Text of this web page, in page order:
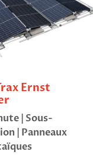
Ernst
| Sous-
| Panneaux